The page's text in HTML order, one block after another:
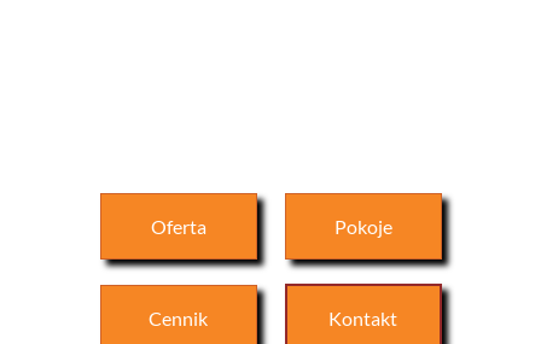
Oferta Pokoje
Cennik Kontakt